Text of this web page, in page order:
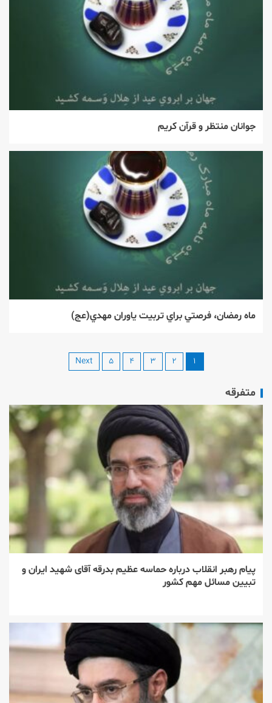
جوانان منتظر و قرآن كريم
ماه رمضان، فرصتي براي تربيت ياوران مهدي(عج)
۱ ۲ ۳ ۴ ۵ Next
متفرقه
پیام رهبر انقلاب درباره حماسه عظیم بدرقه آقای شهید ایران و
تبیین مسائل مهم کشور